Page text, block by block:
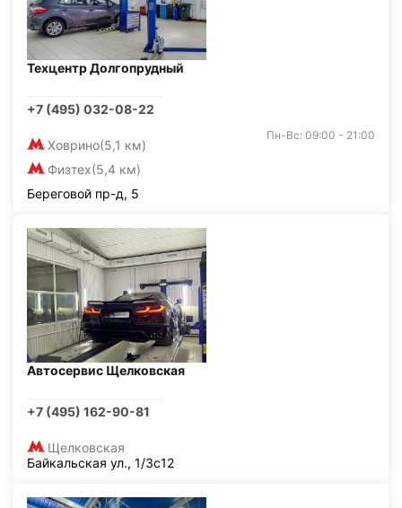
Техцентр Долгопрудный
+7 (495) 032-08-22
Ховрино(5,1 км)
Физтех(5,4 км)
Пн-Вс: 09:00 - 21:00
Береговой пр-д, 5
Автосервис Щелковская
+7 (495) 162-90-81
Щелковская
Байкальская ул., 1/3с12